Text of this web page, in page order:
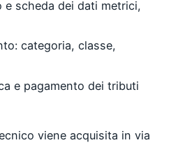
e scheda dei dati metrici,
categoria, classe,
e pagamento dei tributi
viene acquisita in via